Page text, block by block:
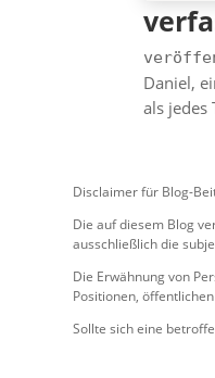
Daniel,
als jedes
Disclaimer für Blog-
Die auf diesem Blog
ausschließlich die
Die Erwähnung von
Positionen,
Sollte sich eine